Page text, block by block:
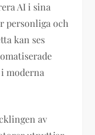
AI i sina
personliga och
kan ses
moderna
av